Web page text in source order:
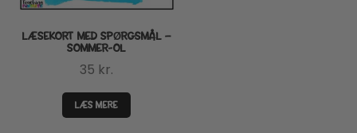
LÆSEKORT MED SPØRGSMÅL –
SOMMER-OL
35 kr.
LÆS MERE